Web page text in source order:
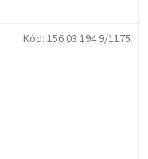
Kód: 156 03 194 9/1175